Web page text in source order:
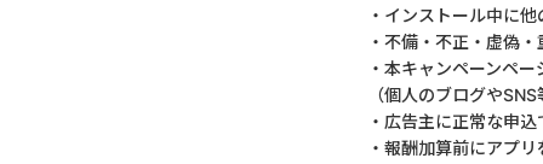
・インストール中に
・不備・不正・虚偽
・本キャンペーンペ
（個人のブログや
・広告主に正常な申
・報酬加算前にアプ